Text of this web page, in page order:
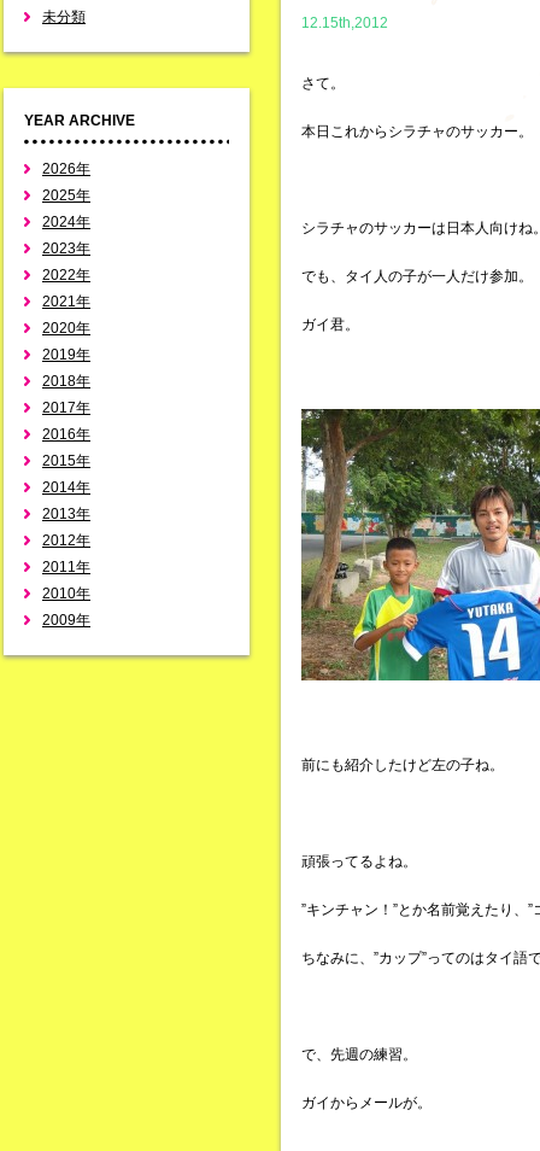
未分類
YEAR ARCHIVE
2026年
2025年
2024年
2023年
2022年
2021年
2020年
2019年
2018年
2017年
2016年
2015年
2014年
2013年
2012年
2011年
2010年
2009年
12.15th,2012
さて。
本日これからシラチャのサッカー。
シラチャのサッカーは日本人向けね
でも、タイ人の子が一人だけ参加。
ガイ君。
前にも紹介したけど左の子ね。
頑張ってるよね。
”キンチャン！”とか名前覚えたり、
ちなみに、”カップ”ってのはタイ語
で、先週の練習。
ガイからメールが。